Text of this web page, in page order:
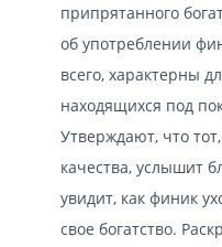
припрятанного
об употреблении
всего, характерны
находящихся под
Утверждают, что
качества, услышит
увидит, как финик
свое богатство.